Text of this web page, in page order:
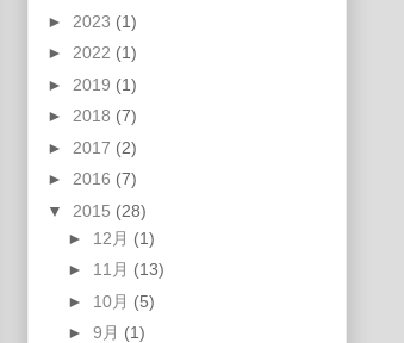
► 2023 (1)
► 2022 (1)
► 2019 (1)
► 2018 (7)
► 2017 (2)
► 2016 (7)
▼ 2015 (28)
► 12月 (1)
► 11月 (13)
► 10月 (5)
► 9月 (1)